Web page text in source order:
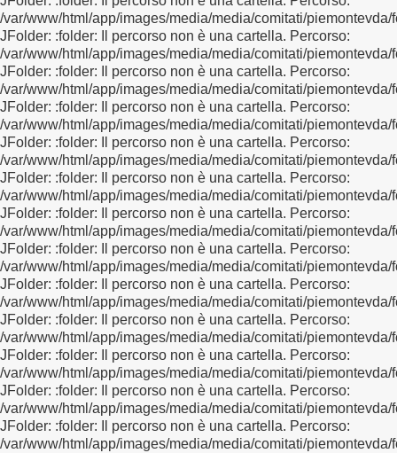
/var/www/html/app/images/media/media/comitati/piemontevda/
JFolder: :folder: Il percorso non è una cartella. Percorso:
/var/www/html/app/images/media/media/comitati/piemontevda/
JFolder: :folder: Il percorso non è una cartella. Percorso:
/var/www/html/app/images/media/media/comitati/piemontevda/
JFolder: :folder: Il percorso non è una cartella. Percorso:
/var/www/html/app/images/media/media/comitati/piemontevda/
JFolder: :folder: Il percorso non è una cartella. Percorso:
/var/www/html/app/images/media/media/comitati/piemontevda/
JFolder: :folder: Il percorso non è una cartella. Percorso:
/var/www/html/app/images/media/media/comitati/piemontevda/
JFolder: :folder: Il percorso non è una cartella. Percorso:
/var/www/html/app/images/media/media/comitati/piemontevda/
JFolder: :folder: Il percorso non è una cartella. Percorso:
/var/www/html/app/images/media/media/comitati/piemontevda/
JFolder: :folder: Il percorso non è una cartella. Percorso:
/var/www/html/app/images/media/media/comitati/piemontevda/
JFolder: :folder: Il percorso non è una cartella. Percorso:
/var/www/html/app/images/media/media/comitati/piemontevda/
JFolder: :folder: Il percorso non è una cartella. Percorso:
/var/www/html/app/images/media/media/comitati/piemontevda/
JFolder: :folder: Il percorso non è una cartella. Percorso:
/var/www/html/app/images/media/media/comitati/piemontevda/
JFolder: :folder: Il percorso non è una cartella. Percorso:
/var/www/html/app/images/media/media/comitati/piemontevda/